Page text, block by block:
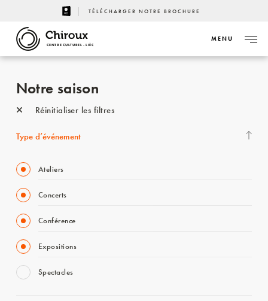
TÉLÉCHARGER NOTRE BROCHURE
CENTRE CULTUREL - LIÈGE
MENU
Notre saison
Réinitialiser les filtres
Type d’événement
Ateliers
Concerts
Conférence
Expositions
Spectacles